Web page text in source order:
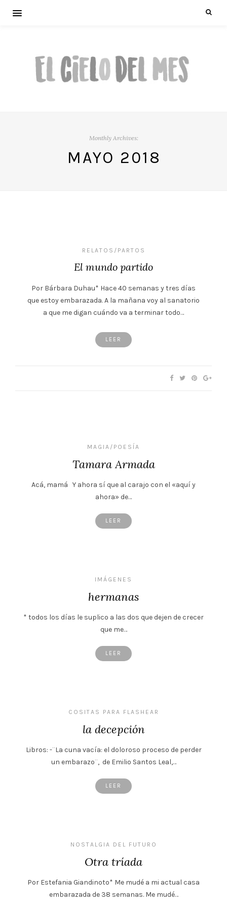
Monthly Archives:
MAYO 2018
RELATOS/PARTOS
El mundo partido
Por Bárbara Duhau* Hace 40 semanas y tres días
que estoy embarazada. A la mañana voy al sanatorio
a que me digan cuándo va a terminar todo…
LEER
MAGIA/POESÍA
Tamara Armada
Acá, mamá Y ahora sí que al carajo con el «aquí y
ahora» de…
LEER
IMÁGENES
hermanas
* todos los días le suplico a las dos que dejen de crecer
que me…
LEER
COSITAS PARA FLASHEAR
la decepción
Libros: -¨La cuna vacía: el doloroso proceso de perder
un embarazo¨, de Emilio Santos Leal,…
LEER
NOSTALGIA DEL FUTURO
Otra tríada
Por Estefania Giandinoto* Me mudé a mi actual casa
embarazada de 38 semanas. Me mudé…